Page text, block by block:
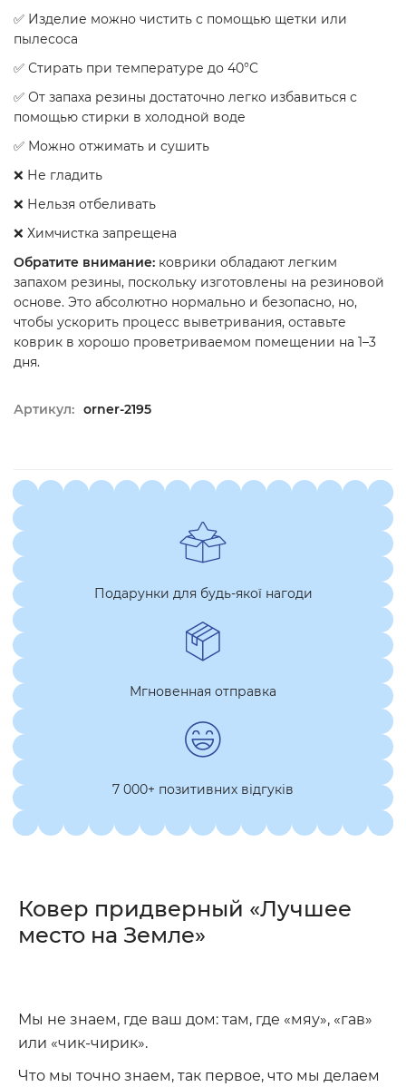
✅ Изделие можно чистить с помощью щетки или
пылесоса
✅ Стирать при температуре до 40°C
✅ От запаха резины достаточно легко избавиться с
помощью стирки в холодной воде
✅ Можно отжимать и сушить
❌ Не гладить
❌ Нельзя отбеливать
❌ Химчистка запрещена
Обратите внимание: коврики обладают легким
запахом резины, поскольку изготовлены на резиновой
основе. Это абсолютно нормально и безопасно, но,
чтобы ускорить процесс выветривания, оставьте
коврик в хорошо проветриваемом помещении на 1–3
дня.
Артикул: orner-2195
Подарунки для будь-якої нагоди
Мгновенная отправка
7 000+ позитивних відгуків
Ковер придверный «Лучшее
место на Земле»
Мы не знаем, где ваш дом: там, где «мяу», «гав»
или «чик-чирик».
Что мы точно знаем, так первое, что мы делаем